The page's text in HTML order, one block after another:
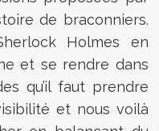
de braconniers.
Holmes en
et se rendre dans
qu’il faut prendre
et nous voilà